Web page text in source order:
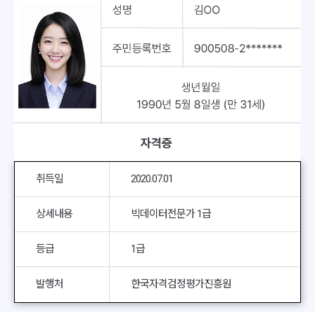
취득일 2020.07.01
상세내용 빅데이터전문가 1급
등급 1급
발행처 한국자격검정평가진흥원